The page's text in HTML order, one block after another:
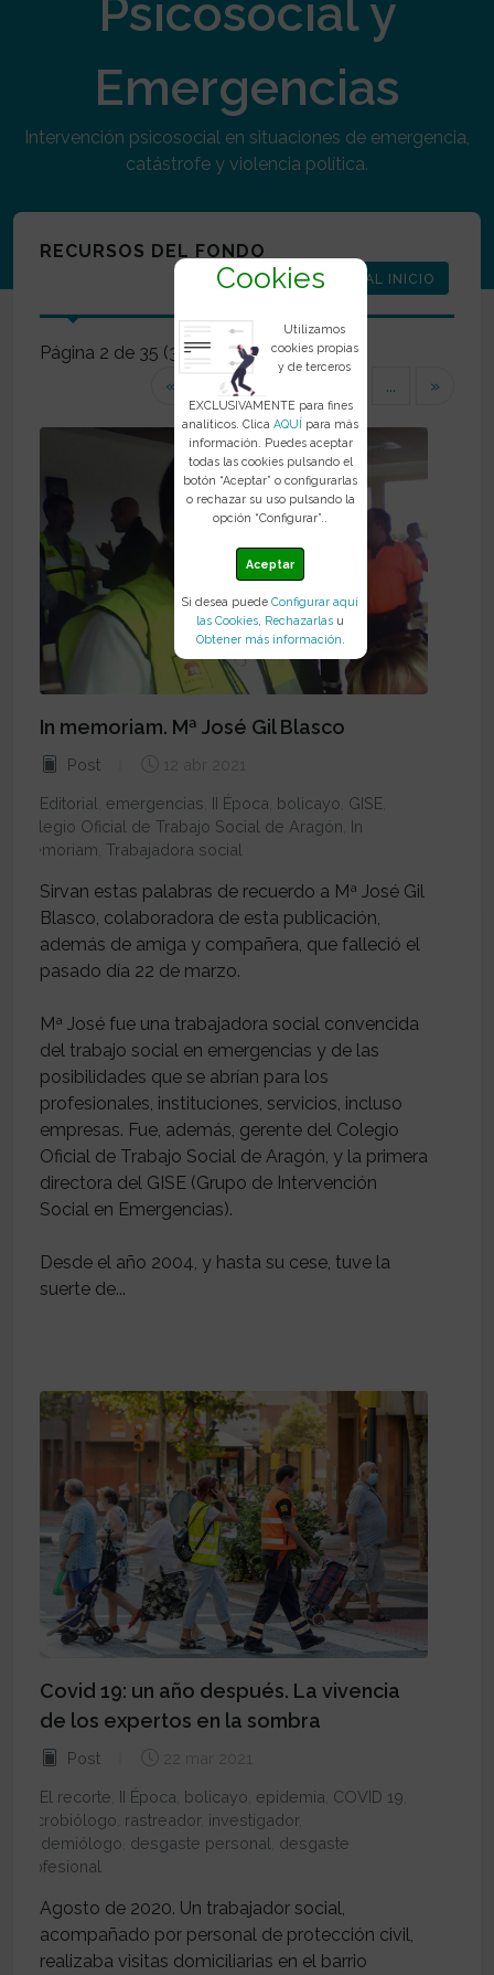
Cookies
Utilizamos
cookies propias
y de terceros
EXCLUSIVAMENTE para fines
analíticos. ClicaAQUÍ para más
información. Puedes aceptar
todas las cookies pulsando el
botón “Aceptar” o configurarlas
o rechazar su uso pulsando la
opción “Configurar”..
Aceptar
Si desea puedeConfigurar aquí
las Cookies Rechazarlas u
Obtener más información
Psicosocial y
Emergencias
Intervención psicosocial en situaciones de emergencia,
catástrofe y violencia política.
RECURSOS DEL FONDO
VOLVER AL INICIO
Página 2 de 35 (350 elementos)
«
2 ... »
In memoriam. Mª José Gil Blasco
Post 12 abr 2021
Editorial emergencias II Época bolicayo GISE
Colegio Oficial de Trabajo Social de Aragón In
memoriam Trabajadora social
Sirvan estas palabras de recuerdo a Mª José Gil
Blasco, colaboradora de esta publicación,
además de amiga y compañera, que falleció el
pasado día 22 de marzo.
Mª José fue una trabajadora social convencida
del trabajo social en emergencias y de las
posibilidades que se abrían para los
profesionales, instituciones, servicios, incluso
empresas. Fue, además, gerente del Colegio
Oficial de Trabajo Social de Aragón, y la primera
directora del GISE (Grupo de Intervención
Social en Emergencias).
Desde el año 2004, y hasta su cese, tuve la
suerte de...
Covid 19: un año después. La vivencia
de los expertos en la sombra
Post 22 mar 2021
El recorte II Época bolicayo epidemia COVID 19
microbiólogo rastreador, investigador,
epidemiólogo desgaste personal desgaste
profesional
Agosto de 2020. Un trabajador social,
acompañado por personal de protección civil,
realizaba visitas domiciliarias en el barrio